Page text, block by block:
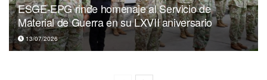
ESGE-EPG rinde homenaje al Servicio de
Material de Guerra en su LXVII aniversario
13/07/2026